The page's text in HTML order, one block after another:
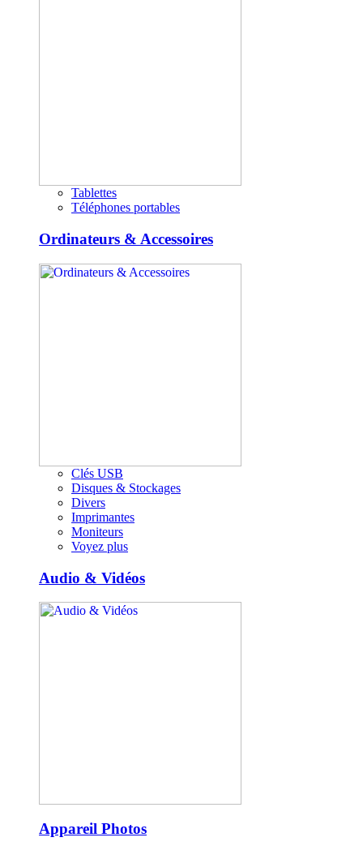
Tablettes
Téléphones portables
Ordinateurs & Accessoires
Clés USB
Disques & Stockages
Divers
Imprimantes
Moniteurs
Voyez plus
Audio & Vidéos
Appareil Photos